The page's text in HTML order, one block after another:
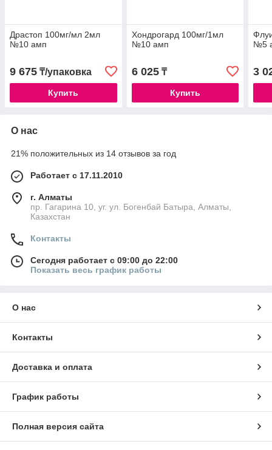
Драстоп 100мг/мл 2мл
№10 амп
9 675 ₸/упаковка
Купить
Хондрогард 100мг/1мл
№10 амп
6 025₸
Купить
№5
3
О нас
21% положительных из 14 отзывов за год
Работает с 17.11.2010
г. Алматы
пр. Гагарина 10, уг. ул. Богенбай Батыра, Алматы,
Казахстан
Контакты
Сегодня работает с 09:00 до 22:00
Показать весь график работы
О нас
Контакты
Доставка и оплата
График работы
Полная версия сайта